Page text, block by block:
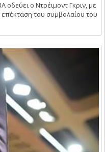
οδεύει ο Ντρέιμοντ Γκριν, με
του συμβολαίου του